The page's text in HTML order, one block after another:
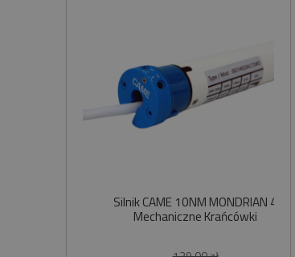
Silnik CAME 10NM MONDRIAN 4
Mechaniczne Krańcówki